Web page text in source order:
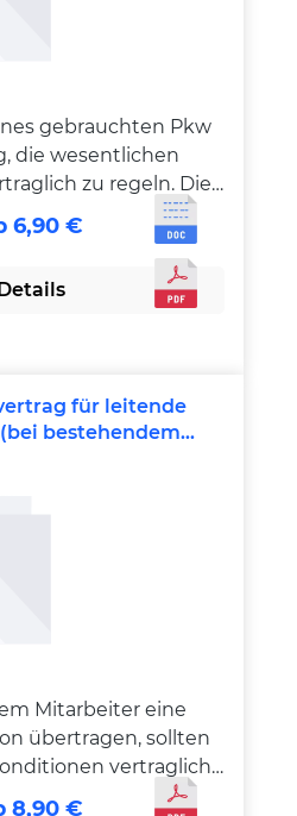
gebrauchten Pkw
die wesentlichen
zu regeln. Die
Rolle spielt der
auch wichtig, den
des Fahrzeugs
um schon im
Listen Sie jegliches
lassen Sie sich den
6,90 €
für leitende
bestehendem
Mitarbeiter eine
übertragen, sollten
vertraglich
gelten bei der
8,90 €